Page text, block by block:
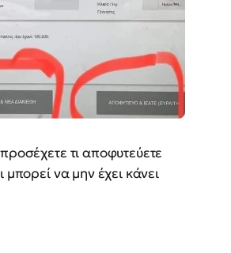
τι αποφυτεύετε
μπορεί να μην έχει κάνει